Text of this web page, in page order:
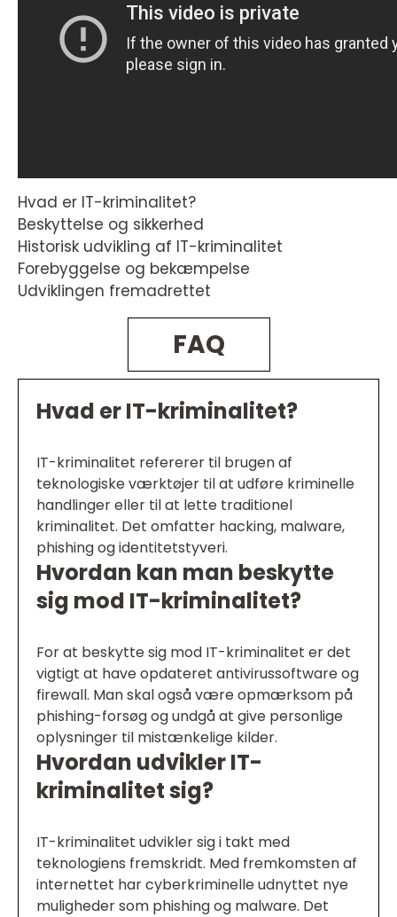
Hvad er IT-kriminalitet?
Beskyttelse og sikkerhed
Historisk udvikling af IT-kriminalitet
Forebyggelse og bekæmpelse
Udviklingen fremadrettet
FAQ
Hvad er IT-kriminalitet?
IT-kriminalitet refererer til brugen af
teknologiske værktøjer til at udføre kriminelle
handlinger eller til at lette traditionel
kriminalitet. Det omfatter hacking, malware,
phishing og identitetstyveri.
Hvordan kan man beskytte
sig mod IT-kriminalitet?
For at beskytte sig mod IT-kriminalitet er det
vigtigt at have opdateret antivirussoftware og
firewall. Man skal også være opmærksom på
phishing-forsøg og undgå at give personlige
oplysninger til mistænkelige kilder.
Hvordan udvikler IT-
kriminalitet sig?
IT-kriminalitet udvikler sig i takt med
teknologiens fremskridt. Med fremkomsten af
internettet har cyberkriminelle udnyttet nye
muligheder som phishing og malware. Det